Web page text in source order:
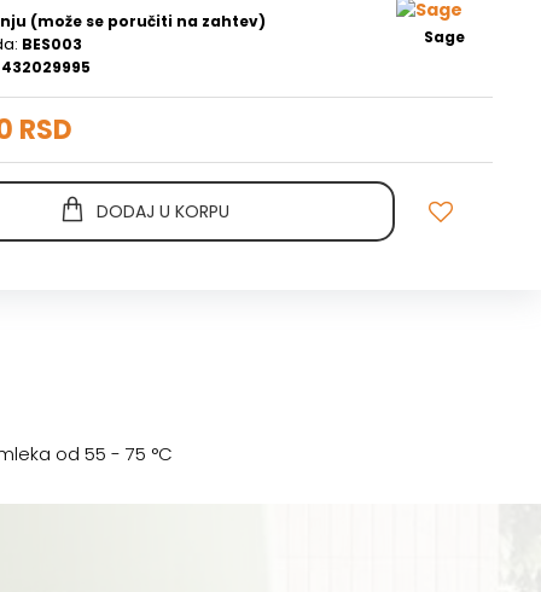
(može se poručiti na zahtev)
BES003
Sage
RSD
DODAJ U KORPU
od 55 - 75 °C